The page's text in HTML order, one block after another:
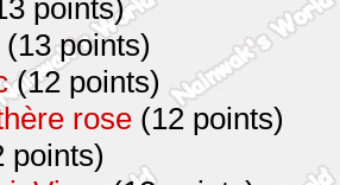
points)
(13 points)
(12 points)
rose (12 points)
points)